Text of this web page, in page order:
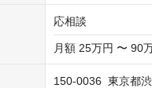
応相談
月額 25万円 〜 90
150-0036 東京都